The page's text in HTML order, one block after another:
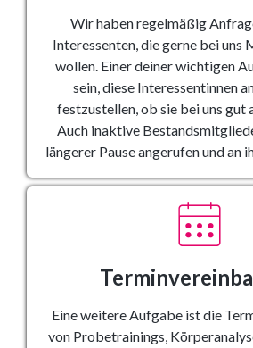
Wir haben regelmäßig
Interessenten, die gerne bei uns
wollen. Einer deiner wichtigen
sein, diese Interessentinnen
festzustellen, ob sie bei uns gut
Auch inaktive
längerer Pause angerufen und an
Eine weitere Aufgabe ist die
von Probetrainings,